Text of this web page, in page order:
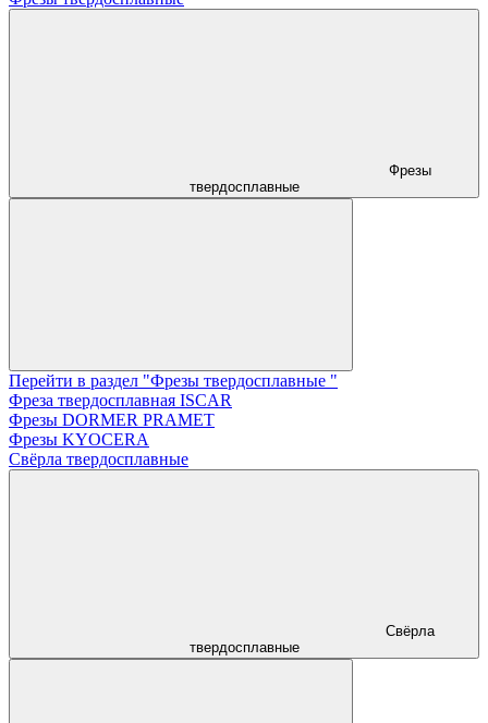
Фрезы
твердосплавные
Перейти в раздел "Фрезы твердосплавные "
Фреза твердосплавная ISCAR
Фрезы DORMER PRAMET
Фрезы KYOCERA
Свёрла твердосплавные
Свёрла
твердосплавные